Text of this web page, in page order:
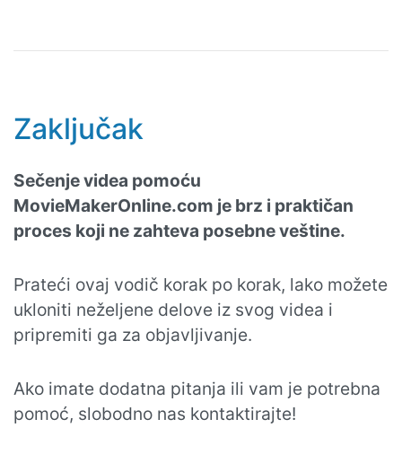
Zaključak
Sečenje videa pomoću
MovieMakerOnline.com je brz i praktičan
proces koji ne zahteva posebne veštine.
Prateći ovaj vodič korak po korak, lako možete
ukloniti neželjene delove iz svog videa i
pripremiti ga za objavljivanje.
Ako imate dodatna pitanja ili vam je potrebna
pomoć, slobodno nas kontaktirajte!